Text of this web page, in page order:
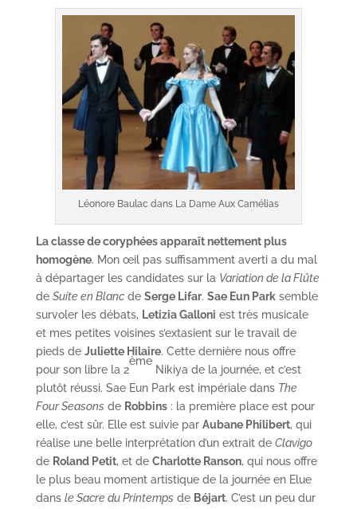
Léonore Baulac dans La Dame Aux Camélias
La classe de coryphées apparaît nettement plus
homogène. Mon œil pas suffisamment averti a du mal
à départager les candidates sur la Variation de la Flûte
de Suite en Blancde Serge Lifar. Sae Eun Parksemble
survoler les débats, Letizia Galloni est très musicale
et mes petites voisines s’extasient sur le travail de
pieds de Juliette Hilaire. Cette dernière nous offre
pour son libre la 2
ème
Nikiya de la journée, et c’est
plutôt réussi. Sae Eun Park est impériale dans The
Four Seasons de Robbins: la première place est pour
elle, c’est sûr. Elle est suivie par Aubane Philibert, qui
réalise une belle interprétation d’un extrait de Clavigo
de Roland Petit, et de Charlotte Ranson, qui nous offre
le plus beau moment artistique de la journée en Elue
dans le Sacre du Printemps de Béjart. C’est un peu dur